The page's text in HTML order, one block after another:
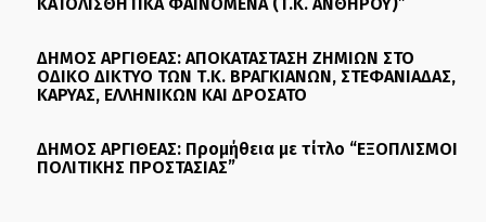
ΔΗΜΟΣ ΑΡΓΙΘΕΑΣ: ΑΠΟΚΑΤΑΣΤΑΣΗ ΖΗΜΙΩΝ ΣΤΟ
ΟΔΙΚΟ ΔΙΚΤΥΟ ΤΩΝ Τ.Κ. ΒΡΑΓΚΙΑΝΩΝ, ΣΤΕΦΑΝΙΑΔΑΣ,
ΚΑΡΥΑΣ, ΕΛΛΗΝΙΚΩΝ ΚΑΙ ΔΡΟΣΑΤΟ
ΔΗΜΟΣ ΑΡΓΙΘΕΑΣ: Προμήθεια με τίτλο “ΕΞΟΠΛΙΣΜΟΙ
ΠΟΛΙΤΙΚΗΣ ΠΡΟΣΤΑΣΙΑΣ”